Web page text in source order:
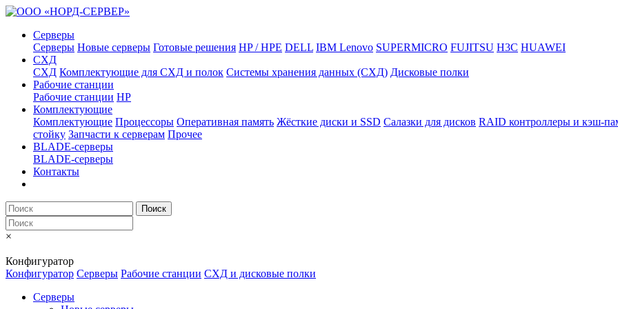
Серверы
Серверы Новые серверы Готовые решения HP / HPE DELL IBM Lenovo SUPERMICRO FUJITSU H3C HUAWEI
СХД
СХД Комплектующие для СХД и полок Системы хранения данных (СХД) Дисковые полки
Рабочие станции
Рабочие станции HP
Комплектующие
Комплектующие Процессоры Оперативная память Жёсткие диски и SSD Салазки для дисков RAID контроллеры и кэш-
стойку Запчасти к серверам Прочее
BLADE-серверы
BLADE-серверы
Контакты
Поиск
×
Конфигуратор
Конфигуратор Серверы Рабочие станции СХД и дисковые полки
Серверы